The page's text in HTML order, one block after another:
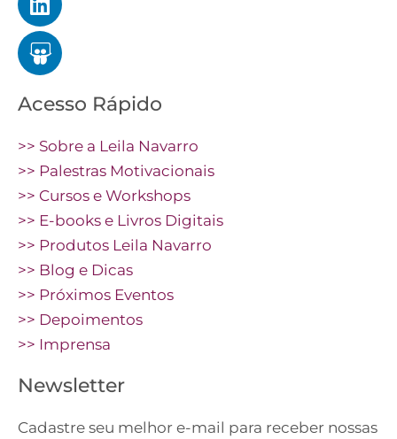
Acesso Rápido
>> Sobre a Leila Navarro
>> Palestras Motivacionais
>> Cursos e Workshops
>> E-books e Livros Digitais
>> Produtos Leila Navarro
>> Blog e Dicas
>> Próximos Eventos
>> Depoimentos
>> Imprensa
Newsletter
Cadastre seu melhor e-mail para receber nossas